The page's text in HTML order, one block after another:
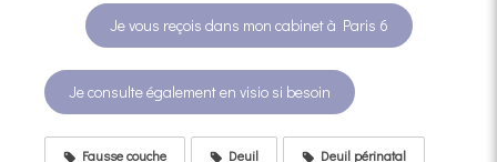
Je vous reçois dans mon cabinet à Paris 6
Je consulte également en visio si besoin
Fausse couche Deuil Deuil périnatal